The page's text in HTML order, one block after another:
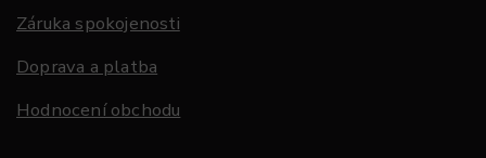
Záruka spokojenosti
Doprava a platba
Hodnocení obchodu